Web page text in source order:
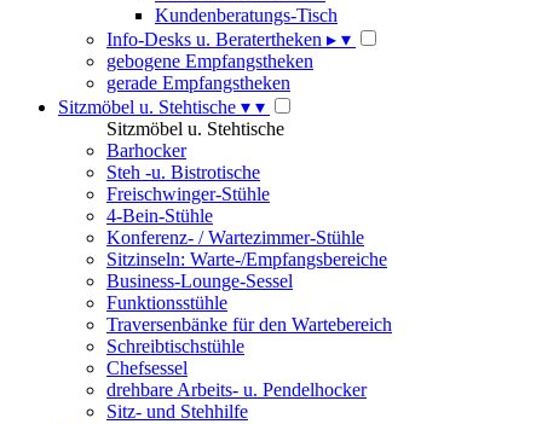
Kundenberatungs-Tisch
Info-Desks u. Beratertheken ▸ ▾
gebogene Empfangstheken
gerade Empfangstheken
Sitzmöbel u. Stehtische ▾ ▾
Sitzmöbel u. Stehtische
Barhocker
Steh -u. Bistrotische
Freischwinger-Stühle
4-Bein-Stühle
Konferenz- / Wartezimmer-Stühle
Sitzinseln: Warte-/Empfangsbereiche
Business-Lounge-Sessel
Funktionsstühle
Traversenbänke für den Wartebereich
Schreibtischstühle
Chefsessel
drehbare Arbeits- u. Pendelhocker
Sitz- und Stehhilfe